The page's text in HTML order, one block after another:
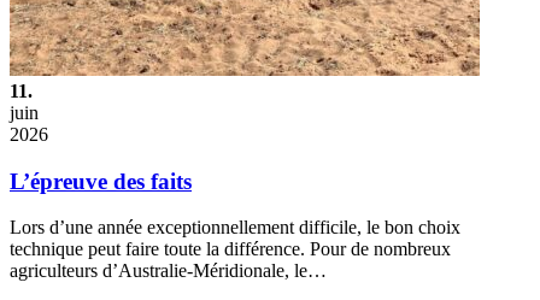
11.
juin
2026
L’épreuve des faits
Lors d’une année exceptionnellement difficile, le bon choix
technique peut faire toute la différence. Pour de nombreux
agriculteurs d’Australie-Méridionale, le…